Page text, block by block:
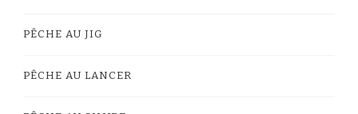
PÊCHE AU JIG
PÊCHE AU LANCER